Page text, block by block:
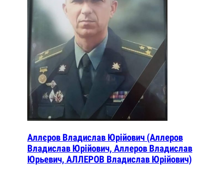
Аллєров Владислав Юрійович (Аллеров
Владислав Юрійович, Аллеров Владислав
Юрьевич, АЛЛЕРОВ Владислав Юрійович)